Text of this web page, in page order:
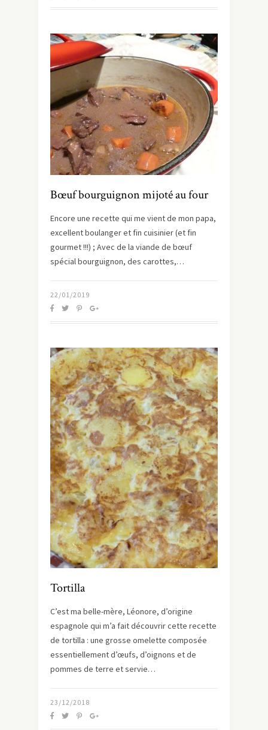
Bœuf bourguignon mijoté au four
Encore une recette qui me vient de mon papa,
excellent boulanger et fin cuisinier (et fin
gourmet !!!) ; Avec de la viande de bœuf
spécial bourguignon, des carottes,…
22/01/2019
Tortilla
C’est ma belle-mère, Léonore, d’origine
espagnole qui m’a fait découvrir cette recette
de tortilla : une grosse omelette composée
essentiellement d’œufs, d’oignons et de
pommes de terre et servie…
23/12/2018